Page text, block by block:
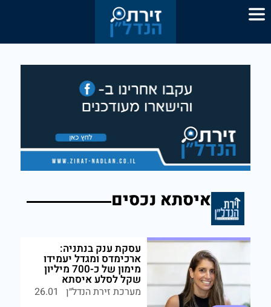
איסתא נכסים
עסקת ענק בנתניה:
ארכימדס ומגדל יעמידו
מימון של כ-700 מיליון
שקל לסלע איסתא
מערכת זירת הנדל״ן 26.01